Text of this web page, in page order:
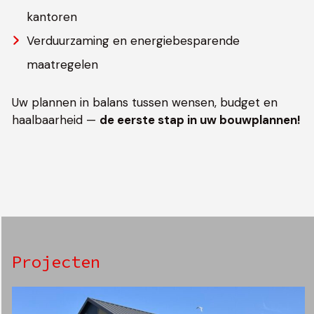
kantoren
Verduurzaming en energiebesparende
maatregelen
Uw plannen in balans tussen wensen, budget en
haalbaarheid — de eerste stap in uw bouwplannen!
Projecten